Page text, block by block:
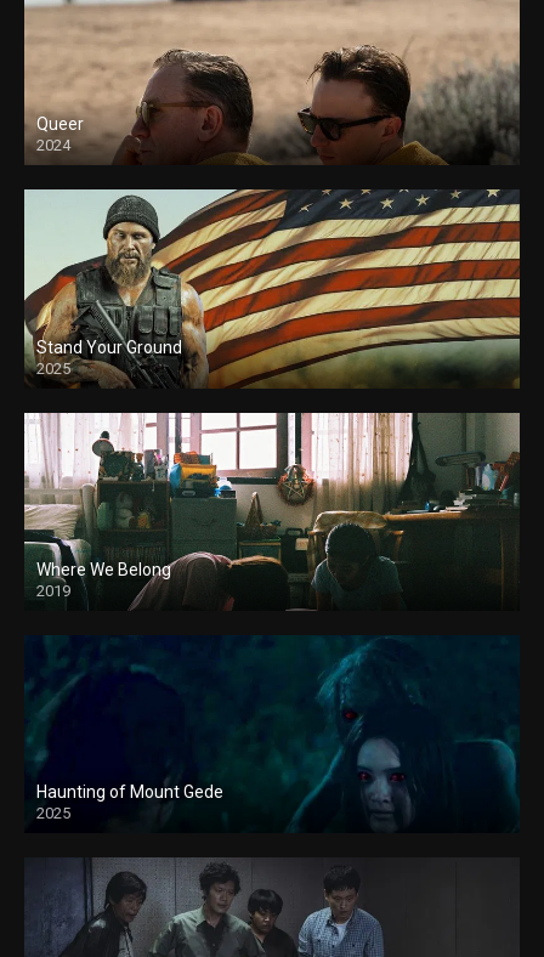
Queer
2024
Stand Your Ground
2025
Where We Belong
2019
Haunting of Mount Gede
2025